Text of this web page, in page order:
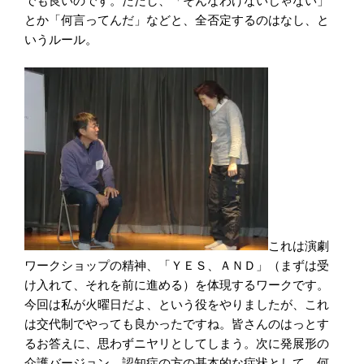
とか「何言ってんだ」などと、全否定するのはなし、と
いうルール。
これは演劇
ワークショップの精神、「ＹＥＳ、ＡＮＤ」（まずは受
け入れて、それを前に進める）を体現するワークです。
今回は私が火曜日だよ、という役をやりましたが、これ
は交代制でやっても良かったですね。皆さんのはっとす
るお答えに、思わずニヤリとしてしまう。次に発展形の